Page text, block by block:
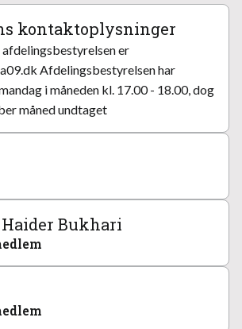
kontaktoplysninger
er
Afdelingsbestyrelsen har
i måneden kl. 17.00 - 18.00, dog
måned undtaget
Haider Bukhari